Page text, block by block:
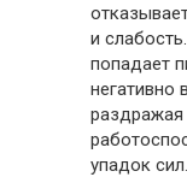
и
попадает
негативно
раздражая
упадок сил.